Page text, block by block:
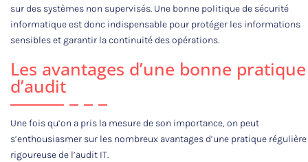
sur des systèmes non supervisés. Une bonne politique de sécurité
informatique est donc indispensable pour protéger les informations
sensibles et garantir la continuité des opérations.
Les avantages d’une bonne pratique
d’audit
Une fois qu’on a pris la mesure de son importance, on peut
s’enthousiasmer sur les nombreux avantages d’une pratique
rigoureuse de l’audit IT.